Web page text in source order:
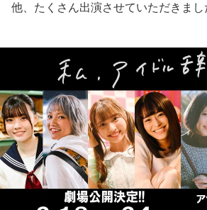
他、たくさん出演させていただきまし